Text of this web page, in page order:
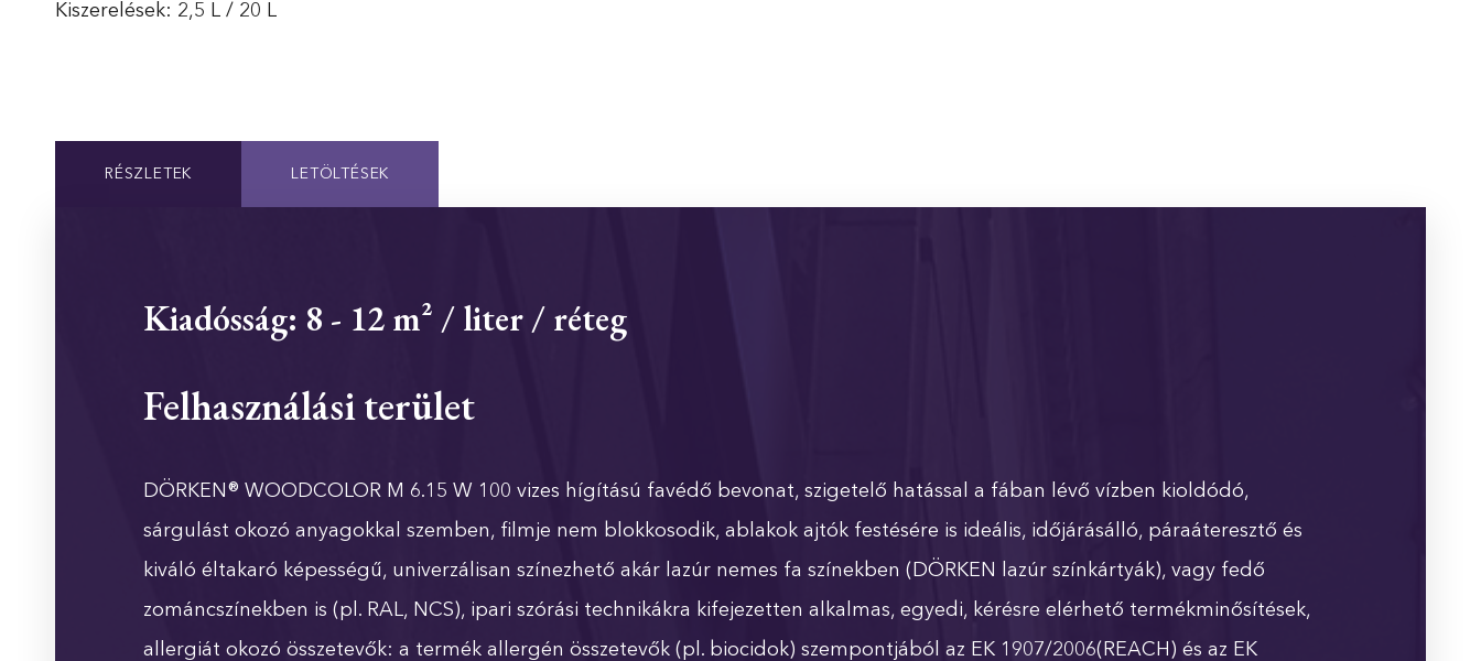
Kiszerelések: 2,5 L / 20 L
RÉSZLETEK LETÖLTÉSEK
Kiadósság: 8 - 12 m² / liter / réteg
Felhasználási terület
DÖRKEN® WOODCOLOR M 6.15 W 100 vizes hígítású favédő bevonat, szigetelő hatással a fában lévő vízben kioldódó,
sárgulást okozó anyagokkal szemben, filmje nem blokkosodik, ablakok ajtók festésére is ideális, időjárásálló, páraáteresztő és
kiváló éltakaró képességű, univerzálisan színezhető akár lazúr nemes fa színekben (DÖRKEN lazúr színkártyák), vagy fedő
zománcszínekben is (pl. RAL, NCS), ipari szórási technikákra kifejezetten alkalmas, egyedi, kérésre elérhető termékminősítések,
allergiát okozó összetevők: a termék allergén összetevők (pl. biocidok) szempontjából az EK 1907/2006(REACH) és az EK